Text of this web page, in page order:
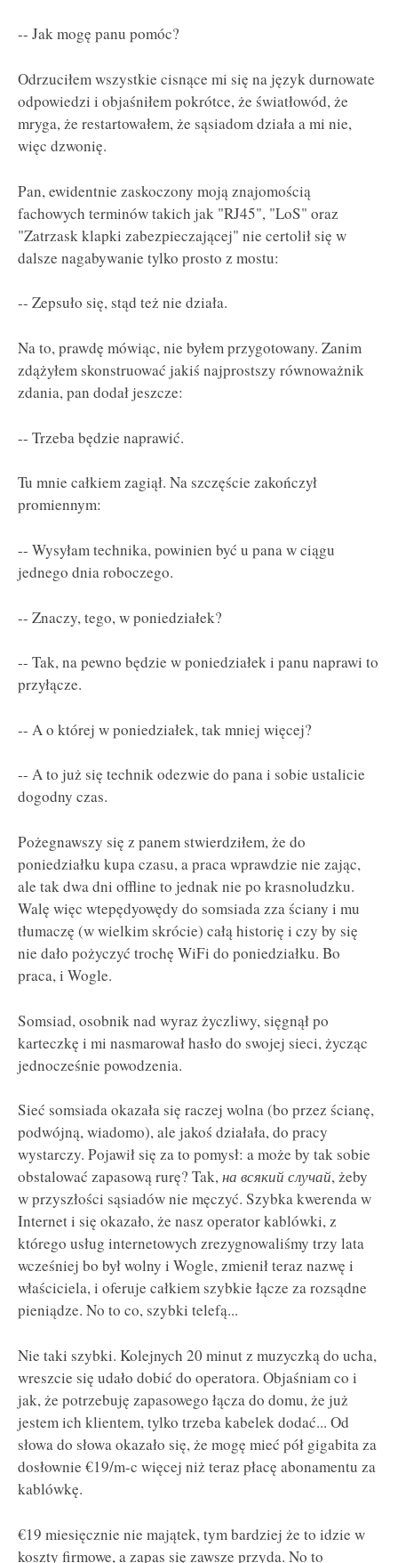
-- Jak mogę panu pomóc?
Odrzuciłem wszystkie cisnące mi się na język durnowate
odpowiedzi i objaśniłem pokrótce, że światłowód, że
mryga, że restartowałem, że sąsiadom działa a mi nie,
więc dzwonię.
Pan, ewidentnie zaskoczony moją znajomością
fachowych terminów takich jak "RJ45", "LoS" oraz
"Zatrzask klapki zabezpieczającej" nie certolił się w
dalsze nagabywanie tylko prosto z mostu:
-- Zepsuło się, stąd też nie działa.
Na to, prawdę mówiąc, nie byłem przygotowany. Zanim
zdążyłem skonstruować jakiś najprostszy równoważnik
zdania, pan dodał jeszcze:
-- Trzeba będzie naprawić.
Tu mnie całkiem zagiął. Na szczęście zakończył
promiennym:
-- Wysyłam technika, powinien być u pana w ciągu
jednego dnia roboczego.
-- Znaczy, tego, w poniedziałek?
-- Tak, na pewno będzie w poniedziałek i panu naprawi to
przyłącze.
-- A o której w poniedziałek, tak mniej więcej?
-- A to już się technik odezwie do pana i sobie ustalicie
dogodny czas.
Pożegnawszy się z panem stwierdziłem, że do
poniedziałku kupa czasu, a praca wprawdzie nie zając,
ale tak dwa dni offline to jednak nie po krasnoludzku.
Walę więc wtepędyowędy do somsiada zza ściany i mu
tłumaczę (w wielkim skrócie) całą historię i czy by się
nie dało pożyczyć trochę WiFi do poniedziałku. Bo
praca, i Wogle.
Somsiad, osobnik nad wyraz życzliwy, sięgnął po
karteczkę i mi nasmarował hasło do swojej sieci, życząc
jednocześnie powodzenia.
Sieć somsiada okazała się raczej wolna (bo przez ścianę,
podwójną, wiadomo), ale jakoś działała, do pracy
wystarczy. Pojawił się za to pomysł: a może by tak sobie
obstalować zapasową rurę? Tak,на всякий случай, żeby
w przyszłości sąsiadów nie męczyć. Szybka kwerenda w
Internet i się okazało, że nasz operator kablówki, z
którego usług internetowych zrezygnowaliśmy trzy lata
wcześniej bo był wolny i Wogle, zmienił teraz nazwę i
właściciela, i oferuje całkiem szybkie łącze za rozsądne
pieniądze. No to co, szybki telefą...
Nie taki szybki. Kolejnych 20 minut z muzyczką do ucha,
wreszcie się udało dobić do operatora. Objaśniam co i
jak, że potrzebuję zapasowego łącza do domu, że już
jestem ich klientem, tylko trzeba kabelek dodać... Od
słowa do słowa okazało się, że mogę mieć pół gigabita za
dosłownie €19/m-c więcej niż teraz płacę abonamentu za
kablówkę.
€19 miesięcznie nie majątek, tym bardziej że to idzie w
koszty firmowe, a zapas się zawsze przyda. No to